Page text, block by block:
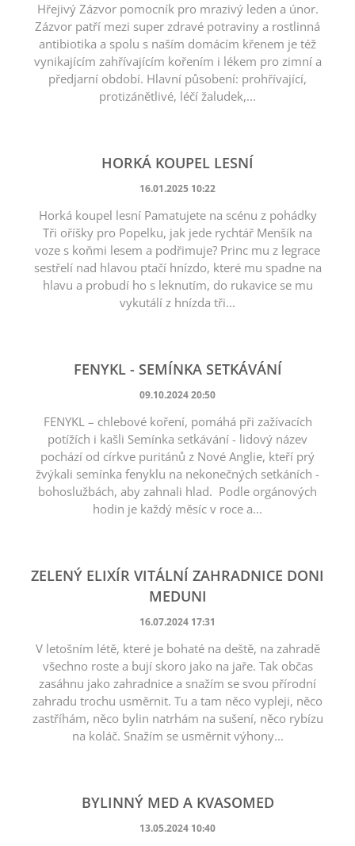
Hřejivý Zázvor pomocník pro mrazivý leden a únor.
Zázvor patří mezi super zdravé potraviny a rostlinná
antibiotika a spolu s naším domácím křenem je též
vynikajícím zahřívajícím kořením i lékem pro zimní a
předjarní období. Hlavní působení: prohřívající,
protizánětlivé, léčí žaludek,...
HORKÁ KOUPEL LESNÍ
16.01.2025 10:22
Horká koupel lesní Pamatujete na scénu z pohádky
Tři oříšky pro Popelku, jak jede rychtář Menšík na
voze s koňmi lesem a podřimuje? Princ mu z legrace
sestřelí nad hlavou ptačí hnízdo, které mu spadne na
hlavu a probudí ho s leknutím, do rukavice se mu
vykutálí z hnízda tři...
FENYKL - SEMÍNKA SETKÁVÁNÍ
09.10.2024 20:50
FENYKL – chlebové koření, pomáhá při zažívacích
potížích i kašli Semínka setkávání - lidový název
pochází od církve puritánů z Nové Anglie, kteří prý
žvýkali semínka fenyklu na nekonečných setkáních -
bohoslužbách, aby zahnali hlad. Podle orgánových
hodin je každý měsíc v roce a...
ZELENÝ ELIXÍR VITÁLNÍ ZAHRADNICE DONI
MEDUNI
16.07.2024 17:31
V letošním létě, které je bohaté na deště, na zahradě
všechno roste a bují skoro jako na jaře. Tak občas
zasáhnu jako zahradnice a snažím se svou přírodní
zahradu trochu usměrnit. Tu a tam něco vypleji, něco
zastříhám, něco bylin natrhám na sušení, něco rybízu
na koláč. Snažím se usměrnit výhony...
BYLINNÝ MED A KVASOMED
13.05.2024 10:40